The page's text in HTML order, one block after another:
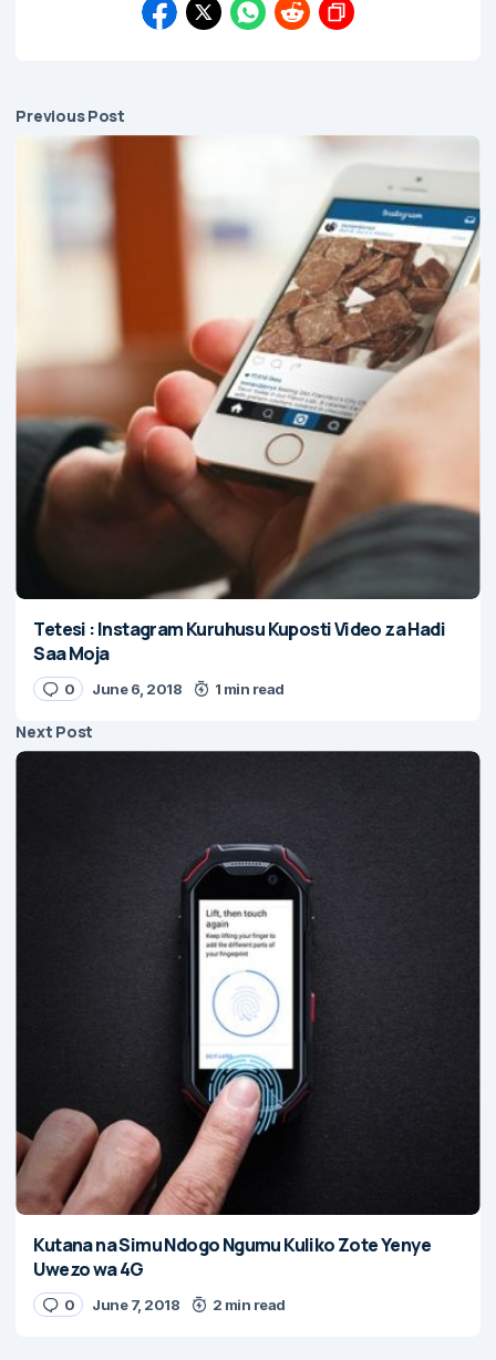
Previous Post
Tetesi : Instagram Kuruhusu Kuposti Video za Hadi
Saa Moja
0 June 6, 2018 1 min read
Next Post
Kutana na Simu Ndogo Ngumu Kuliko Zote Yenye
Uwezo wa 4G
0 June 7, 2018 2 min read